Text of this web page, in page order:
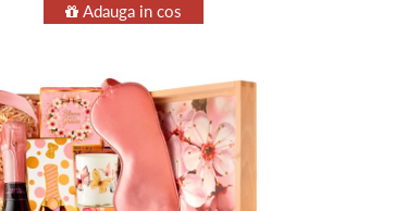
Adauga in cos